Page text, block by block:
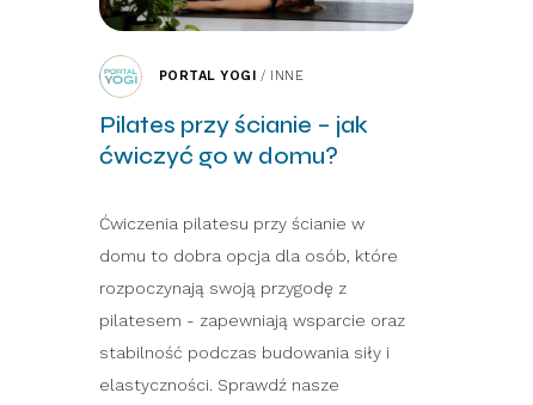
PORTAL YOGI / INNE
Pilates przy ścianie – jak
ćwiczyć go w domu?
Ćwiczenia pilatesu przy ścianie w
domu to dobra opcja dla osób, które
rozpoczynają swoją przygodę z
pilatesem - zapewniają wsparcie oraz
stabilność podczas budowania siły i
elastyczności. Sprawdź nasze